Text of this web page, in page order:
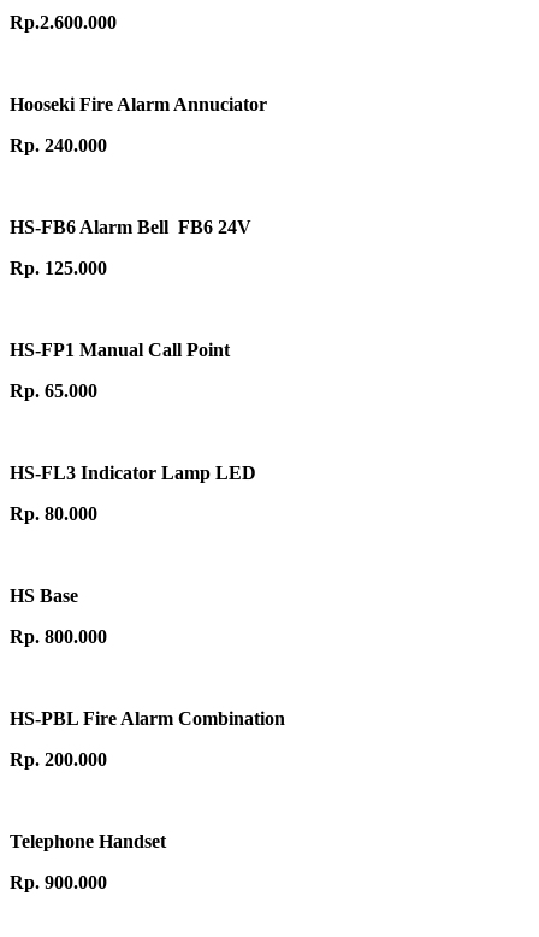
Rp.2.600.000
Hooseki Fire Alarm Annuciator
Rp. 240.000
HS-FB6 Alarm Bell FB6 24V
Rp. 125.000
HS-FP1 Manual Call Point
Rp. 65.000
HS-FL3 Indicator Lamp LED
Rp. 80.000
HS Base
Rp. 800.000
HS-PBL Fire Alarm Combination
Rp. 200.000
Telephone Handset
Rp. 900.000